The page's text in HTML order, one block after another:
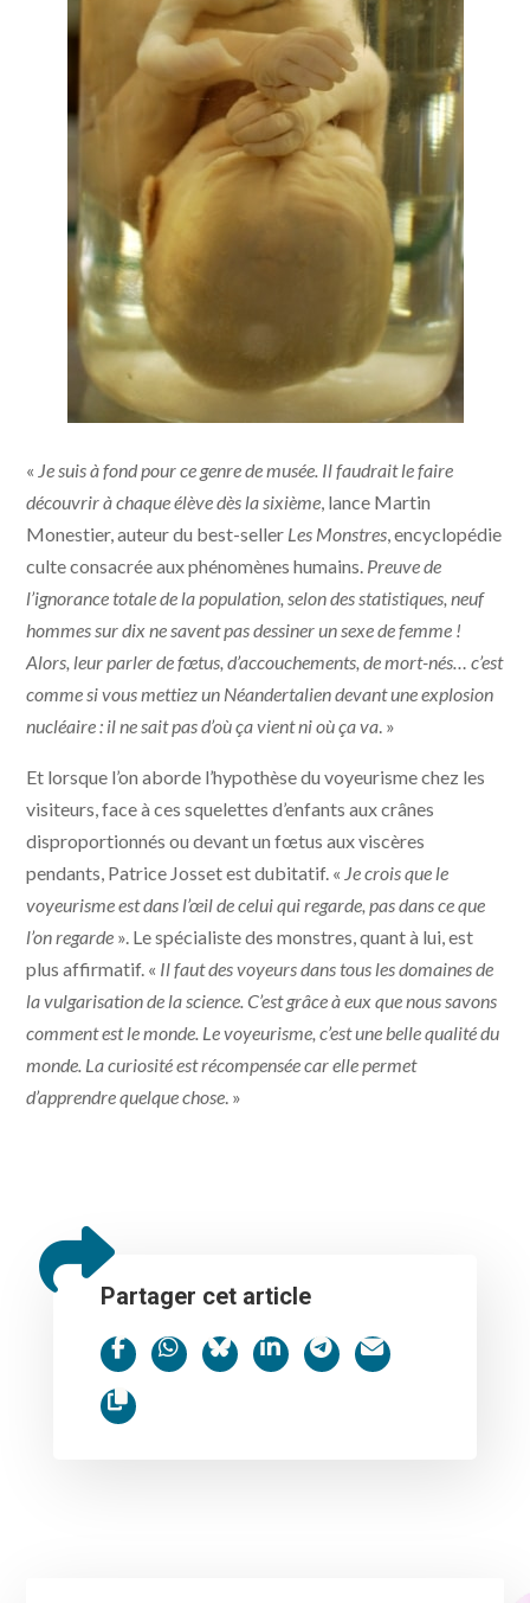
pieds joints. | Photo Anthony Renaud
« Je suis à fond pour ce genre de musée. Il faudrait le faire
découvrir à chaque élève dès la sixième, lance Martin
Monestier, auteur du best-seller Les Monstres, encyclopédie
culte consacrée aux phénomènes humains. Preuve de
l’ignorance totale de la population, selon des statistiques, neuf
hommes sur dix ne savent pas dessiner un sexe de femme !
Alors, leur parler de fœtus, d’accouchements, de mort-nés… c’est
comme si vous mettiez un Néandertalien devant une explosion
nucléaire : il ne sait pas d’où ça vient ni où ça va. »
Et lorsque l’on aborde l’hypothèse du voyeurisme chez les
visiteurs, face à ces squelettes d’enfants aux crânes
disproportionnés ou devant un fœtus aux viscères
pendants, Patrice Josset est dubitatif. « Je crois que le
voyeurisme est dans l’œil de celui qui regarde, pas dans ce que
l’on regarde ». Le spécialiste des monstres, quant à lui, est
plus affirmatif. « Il faut des voyeurs dans tous les domaines de
la vulgarisation de la science. C’est grâce à eux que nous savons
comment est le monde. Le voyeurisme, c’est une belle qualité du
monde. La curiosité est récompensée car elle permet
d’apprendre quelque chose. »
Partager cet article